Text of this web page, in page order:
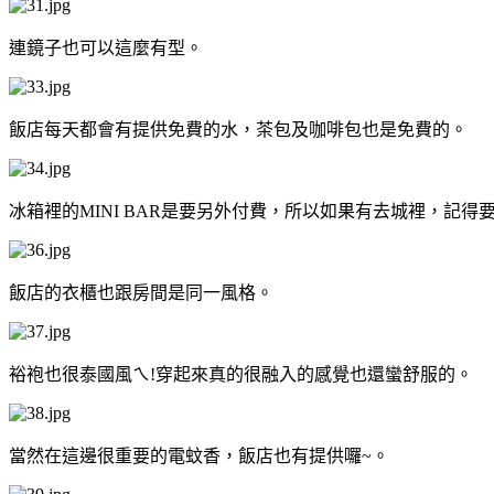
連鏡子也可以這麼有型。
飯店每天都會有提供免費的水，茶包及咖啡包也是免費的。
冰箱裡的MINI BAR是要另外付費，所以如果有去城裡，記得
飯店的衣櫃也跟房間是同一風格。
裕袍也很泰國風ㄟ!穿起來真的很融入的感覺也還蠻舒服的。
當然在這邊很重要的電蚊香，飯店也有提供囉~。